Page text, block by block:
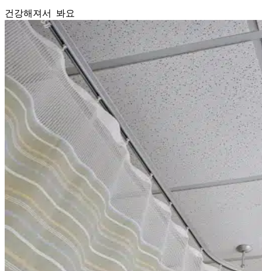
건강해져서 봐요